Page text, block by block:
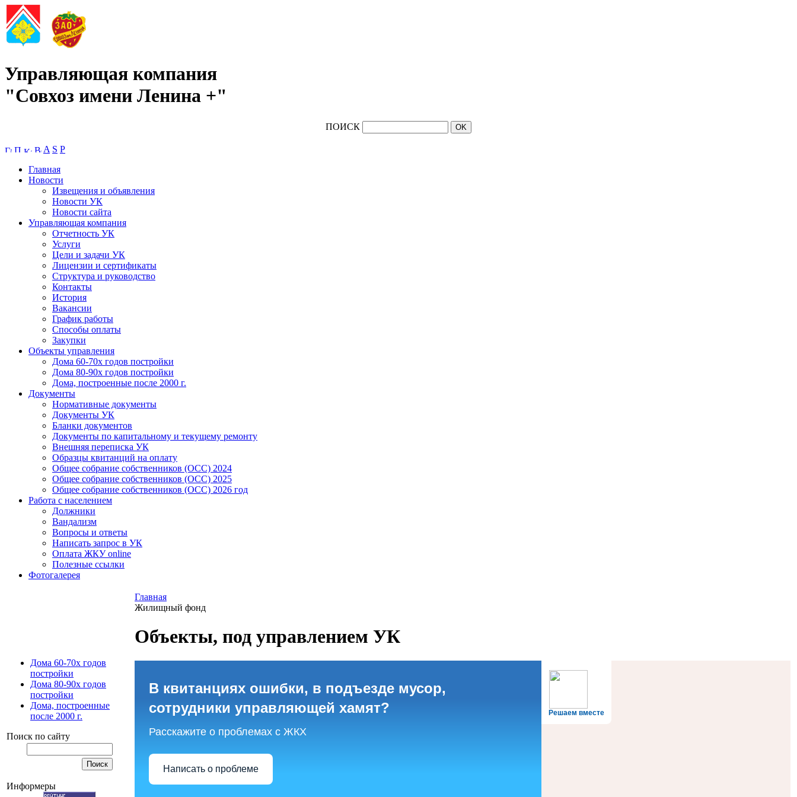
Управляющая компания
"Совхоз имени Ленина +"
ПОИСК
A S P
Главная
Новости
Извещения и объявления
Новости УК
Новости сайта
Управляющая компания
Отчетность УК
Услуги
Цели и задачи УК
Лицензии и сертификаты
Структура и руководство
Контакты
История
Вакансии
График работы
Способы оплаты
Закупки
Объекты управления
Дома 60-70х годов постройки
Дома 80-90х годов постройки
Дома, построенные после 2000 г.
Документы
Нормативные документы
Документы УК
Бланки документов
Документы по капитальному и текущему ремонту
Внешняя переписка УК
Образцы квитанций на оплату
Общее собрание собственников (ОСС) 2024
Общее собрание собственников (ОСС) 2025
Общее собрание собственников (ОСС) 2026 год
Работа с населением
Должники
Вандализм
Вопросы и ответы
Написать запрос в УК
Оплата ЖКУ online
Полезные ссылки
Фотогалерея
Дома 60-70х годов
постройки
Дома 80-90х годов
постройки
Дома, построенные
после 2000 г.
Поиск по сайту
Информеры
Главная
Жилищный фонд
Объекты, под управлением УК
Решаем вместе
В квитанциях ошибки, в подъезде мусор,
сотрудники управляющей хамят?
Расскажите о проблемах с ЖКХ
Написать о проблеме